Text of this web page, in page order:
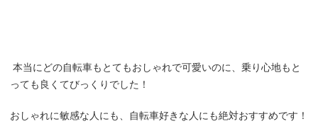
本当にどの自転車もとてもおしゃれで可愛いのに、乗り心地もと
っても良くてびっくりでした！
おしゃれに敏感な人にも、自転車好きな人にも絶対おすすめです！